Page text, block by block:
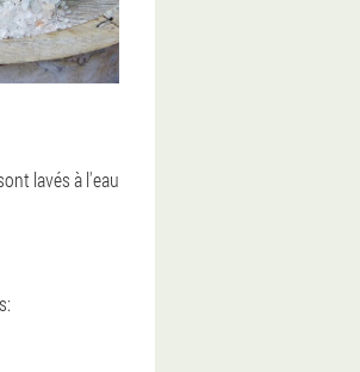
lavés à l'eau